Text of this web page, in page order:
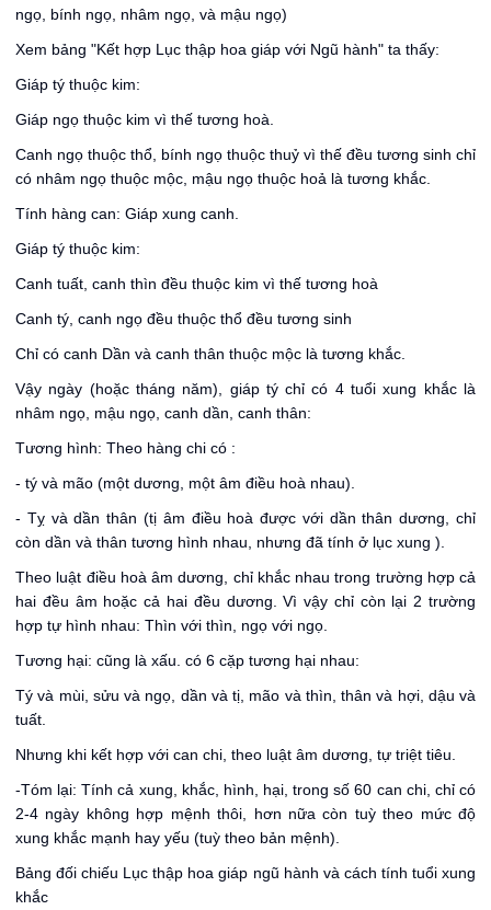
ngọ, bính ngọ, nhâm ngọ, và mậu ngọ)
Xem bảng "Kết hợp Lục thập hoa giáp với Ngũ hành" ta thấy:
Giáp tý thuộc kim:
Giáp ngọ thuộc kim vì thế tương hoà.
Canh ngọ thuộc thổ, bính ngọ thuộc thuỷ vì thế đều tương sinh chỉ
có nhâm ngọ thuộc mộc, mậu ngọ thuộc hoả là tương khắc.
Tính hàng can: Giáp xung canh.
Giáp tý thuộc kim:
Canh tuất, canh thìn đều thuộc kim vì thế tương hoà
Canh tý, canh ngọ đều thuộc thổ đều tương sinh
Chỉ có canh Dần và canh thân thuộc mộc là tương khắc.
Vậy ngày (hoặc tháng năm), giáp tý chỉ có 4 tuổi xung khắc là
nhâm ngọ, mậu ngọ, canh dần, canh thân:
Tương hình: Theo hàng chi có :
- tý và mão (một dương, một âm điều hoà nhau).
- Tỵ và dần thân (tị âm điều hoà được với dần thân dương, chỉ
còn dần và thân tương hình nhau, nhưng đã tính ở lục xung ).
Theo luật điều hoà âm dương, chỉ khắc nhau trong trường hợp cả
hai đều âm hoặc cả hai đều dương. Vì vậy chỉ còn lại 2 trường
hợp tự hình nhau: Thìn với thìn, ngọ với ngọ.
Tương hại: cũng là xấu. có 6 cặp tương hại nhau:
Tý và mùi, sửu và ngọ, dần và tị, mão và thìn, thân và hợi, dậu và
tuất.
Nhưng khi kết hợp với can chi, theo luật âm dương, tự triệt tiêu.
-Tóm lại: Tính cả xung, khắc, hình, hại, trong số 60 can chi, chỉ có
2-4 ngày không hợp mệnh thôi, hơn nữa còn tuỳ theo mức độ
xung khắc mạnh hay yếu (tuỳ theo bản mệnh).
Bảng đối chiếu Lục thập hoa giáp ngũ hành và cách tính tuổi xung
khắc